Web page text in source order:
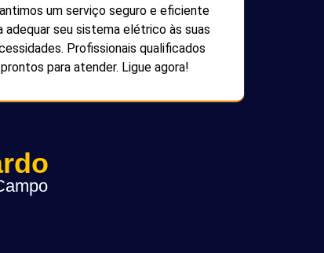
um serviço seguro e eficiente
adequar seu sistema elétrico às suas
Profissionais qualificados
prontos para atender. Ligue agora!